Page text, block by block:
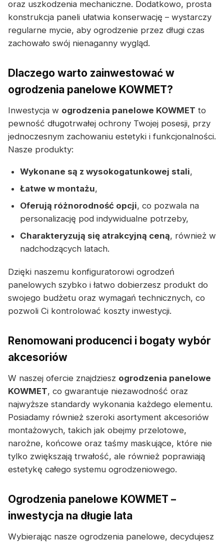
oraz uszkodzenia mechaniczne. Dodatkowo, prosta
konstrukcja paneli ułatwia konserwację – wystarczy
regularne mycie, aby ogrodzenie przez długi czas
zachowało swój nienaganny wygląd.
Dlaczego warto zainwestować w
ogrodzenia panelowe KOWMET?
Inwestycja w ogrodzenia panelowe KOWMET to
pewność długotrwałej ochrony Twojej posesji, przy
jednoczesnym zachowaniu estetyki i funkcjonalności.
Nasze produkty:
Wykonane są z wysokogatunkowej stali,
Łatwe w montażu,
Oferują różnorodność opcji, co pozwala na
personalizację pod indywidualne potrzeby,
Charakteryzują się atrakcyjną ceną, również w
nadchodzących latach.
Dzięki naszemu konfiguratorowi ogrodzeń
panelowych szybko i łatwo dobierzesz produkt do
swojego budżetu oraz wymagań technicznych, co
pozwoli Ci kontrolować koszty inwestycji.
Renomowani producenci i bogaty wybór
akcesoriów
W naszej ofercie znajdziesz ogrodzenia panelowe
KOWMET, co gwarantuje niezawodność oraz
najwyższe standardy wykonania każdego elementu.
Posiadamy również szeroki asortyment akcesoriów
montażowych, takich jak obejmy przelotowe,
narożne, końcowe oraz taśmy maskujące, które nie
tylko zwiększają trwałość, ale również poprawiają
estetykę całego systemu ogrodzeniowego.
Ogrodzenia panelowe KOWMET –
inwestycja na długie lata
Wybierając nasze ogrodzenia panelowe, decydujesz